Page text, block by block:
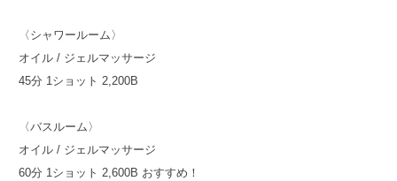
〈シャワールーム〉
オイル / ジェルマッサージ
45分 1ショット 2,200B
〈バスルーム〉
オイル / ジェルマッサージ
60分 1ショット 2,600B おすすめ！